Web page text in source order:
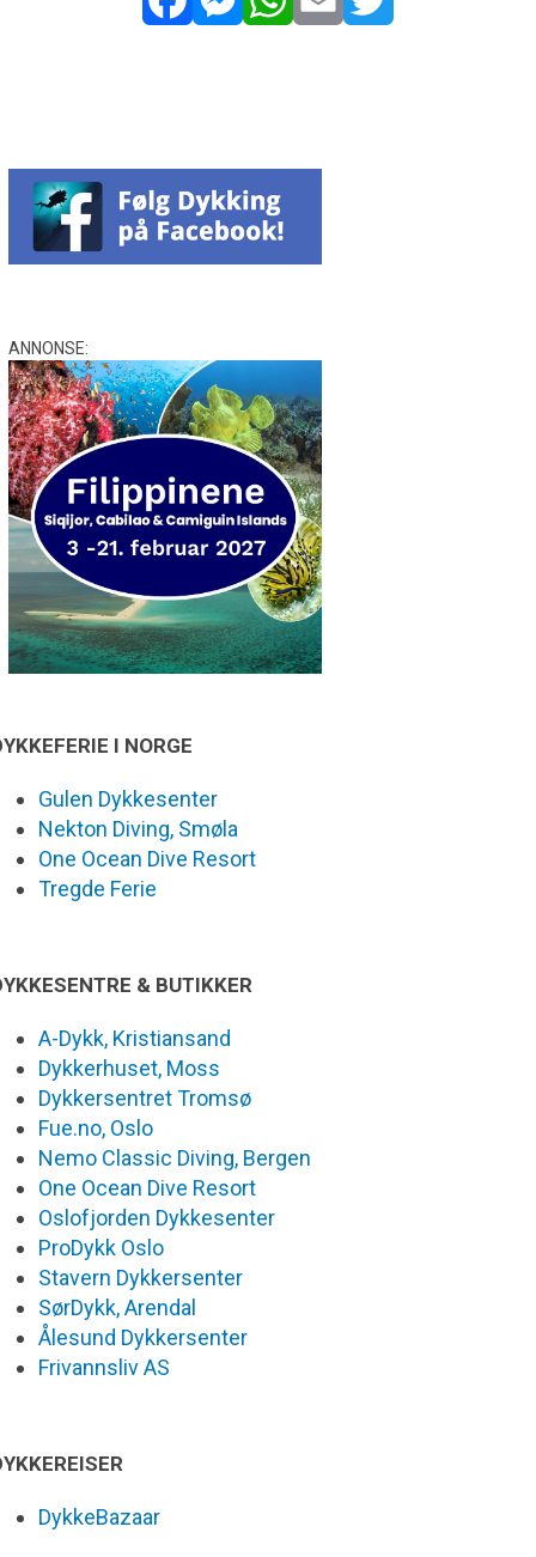
ANNONSE:
I NORGE
Gulen Dykkesenter
Nekton Diving, Smøla
One Ocean Dive Resort
Tregde Ferie
& BUTIKKER
A-Dykk, Kristiansand
Dykkerhuset, Moss
Dykkersentret Tromsø
Fue.no, Oslo
Nemo Classic Diving, Bergen
One Ocean Dive Resort
Oslofjorden Dykkesenter
ProDykk Oslo
Stavern Dykkersenter
SørDykk, Arendal
Ålesund Dykkersenter
Frivannsliv AS
DykkeBazaar